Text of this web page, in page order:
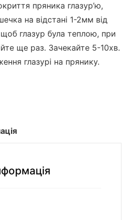
пряника глазур’ю,
на відстані 1-2мм від
глазур була теплою, при
ще раз. Зачекайте 5-10хв.
глазурі на прянику.